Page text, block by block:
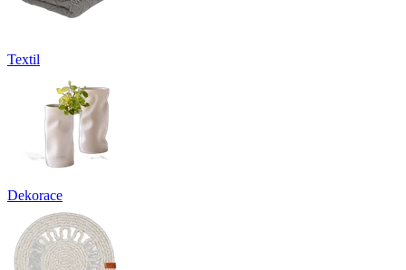
Textil
Dekorace